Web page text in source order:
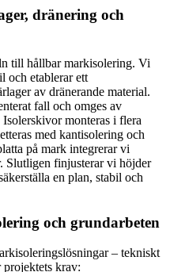
dränering och
till hållbar markisolering. Vi
och etablerar ett
av dränerande material.
fall och omges av
monteras i flera
med kantisolering och
på mark integrerar vi
Slutligen finjusterar vi höjder
en plan, stabil och
och grundarbeten
– tekniskt
projektets krav: